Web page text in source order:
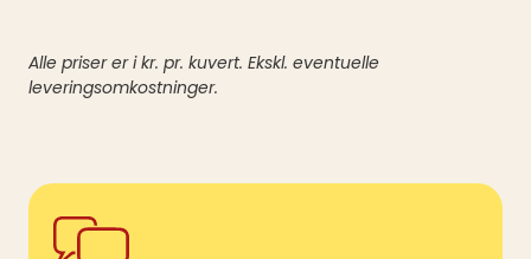
Alle priser er i kr. pr. kuvert. Ekskl. eventuelle
leveringsomkostninger.